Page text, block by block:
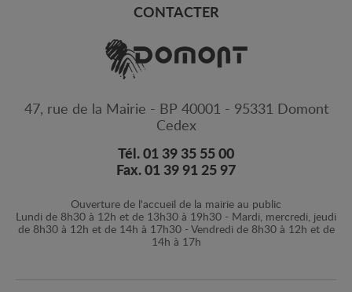
CONTACTER
47, rue de la Mairie - BP 40001 - 95331 Domont
Cedex
Tél. 01 39 35 55 00
Fax. 01 39 91 25 97
Ouverture de l'accueil de la mairie au public
Lundi de 8h30 à 12h et de 13h30 à 19h30 - Mardi, mercredi, jeudi
de 8h30 à 12h et de 14h à 17h30 - Vendredi de 8h30 à 12h et de
14h à 17h